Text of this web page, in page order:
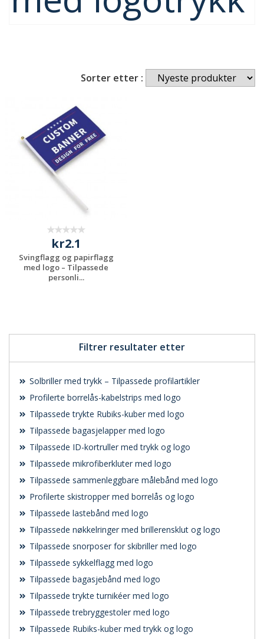
Filtrer resultater etter
Solbriller med trykk – Tilpassede profilartikler
Profilerte borrelås-kabelstrips med logo
Tilpassede trykte Rubiks-kuber med logo
Tilpassede bagasjelapper med logo
Tilpassede ID-kortruller med trykk og logo
Tilpassede mikrofiberkluter med logo
Tilpassede sammenleggbare målebånd med logo
Profilerte skistropper med borrelås og logo
Tilpassede lastebånd med logo
Tilpassede nøkkelringer med brillerensklut og logo
Tilpassede snorposer for skibriller med logo
Tilpassede sykkelflagg med logo
Tilpassede bagasjebånd med logo
Tilpassede trykte turnikéer med logo
Tilpassede trebryggestoler med logo
Tilpassede Rubiks-kuber med trykk og logo
Sorter etter :
kr2.1
Svingflagg og papirflagg
med logo – Tilpassede
personli...